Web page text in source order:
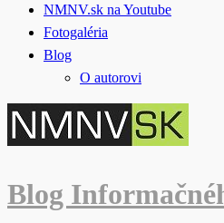
NMNV.sk na Youtube
Fotogaléria
Blog
O autorovi
Blog